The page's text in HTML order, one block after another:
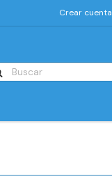
Crear cuenta